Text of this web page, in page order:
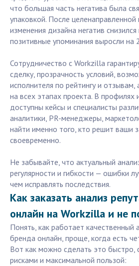
что большая часть негатива была
упаковкой. После целенаправленной
изменения дизайна негатив
позитивные упоминания выросли на
Сотрудничество с Workzilla
сделку, прозрачность условий,
исполнителя по рейтингу и
на всех этапах проекта. В профилях
доступны кейсы и специалисты
аналитики, PR-менеджеры,
найти именно того, кто решит ваши
своевременно.
Не забывайте, что актуальный
регулярности и гибкости — ошибки
чем исправлять последствия.
Как заказать анализ
онлайн на Workzilla и не
Понять, как работает качественный
бренда онлайн, проще, когда есть
Вот как можно сделать это быстро,
рисками и максимальной пользой: